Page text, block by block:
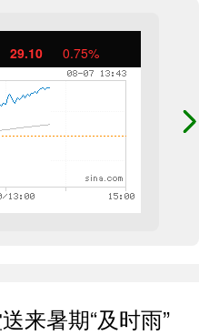
29.10 0.75%
来暑期“及时雨”